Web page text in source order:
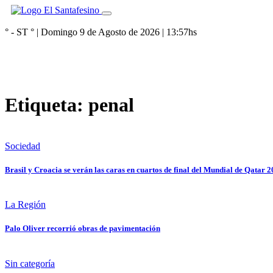
° - ST ° | Domingo 9 de Agosto de 2026 | 13:57hs
Etiqueta: penal
Sociedad
Brasil y Croacia se verán las caras en cuartos de final del Mundial de Qatar
La Región
Palo Oliver recorrió obras de pavimentación
Sin categoría